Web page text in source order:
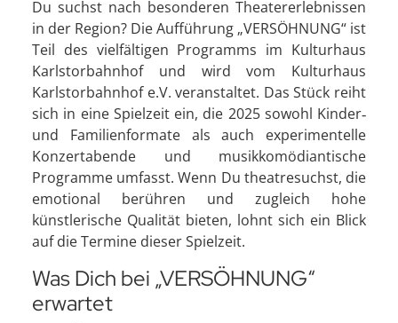
Du suchst nach besonderen Theatererlebnissen
in der Region? Die Aufführung „VERSÖHNUNG“ ist
Teil des vielfältigen Programms im Kulturhaus
Karlstorbahnhof und wird vom Kulturhaus
Karlstorbahnhof e.V. veranstaltet. Das Stück reiht
sich in eine Spielzeit ein, die 2025 sowohl Kinder‑
und Familienformate als auch experimentelle
Konzertabende und musikkomödiantische
Programme umfasst. Wenn Du theatresuchst, die
emotional berühren und zugleich hohe
künstlerische Qualität bieten, lohnt sich ein Blick
auf die Termine dieser Spielzeit.
Was Dich bei „VERSÖHNUNG“
erwartet